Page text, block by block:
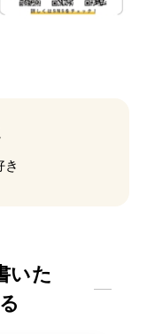
いた